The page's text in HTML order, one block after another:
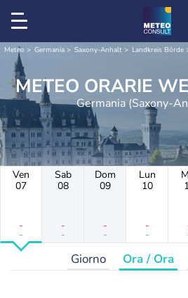
Meteo Germania Saxony-Anhalt Landkreis Börde
Germania (Saxony-
Ven
07
-
-
Sab
08
-
-
Dom
09
-
-
Lun
10
-
-
Giorno Ora / Ora